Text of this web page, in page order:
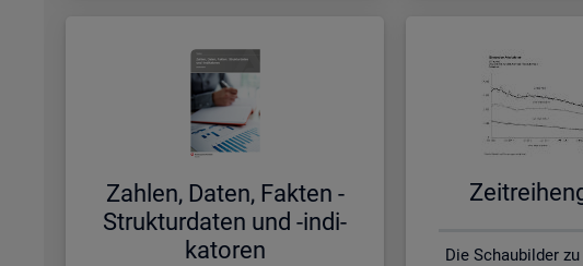
Zah­len, Daten, Fak­ten -
Struk­tur­da­ten und -in­di­
ka­to­ren
Die Schaubilder